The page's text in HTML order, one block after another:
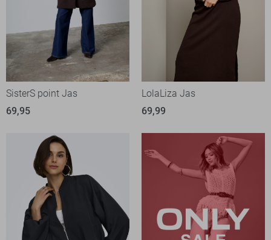
SisterS point Jas
69,95
LolaLiza Jas
69,99